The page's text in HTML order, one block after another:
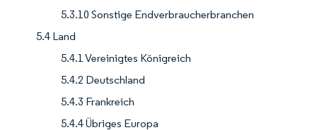
5.3.10 Sonstige Endverbraucherbranchen
5.4 Land
5.4.1 Vereinigtes Königreich
5.4.2 Deutschland
5.4.3 Frankreich
5.4.4 Übriges Europa